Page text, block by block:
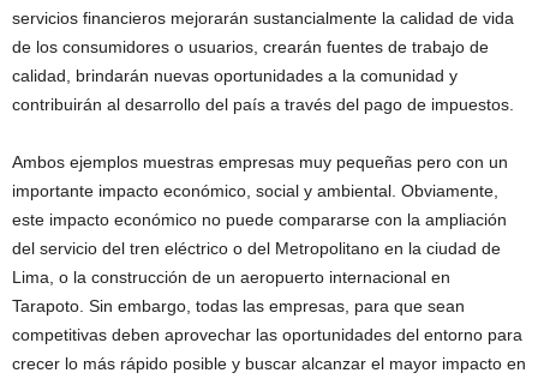
servicios financieros mejorarán sustancialmente la calidad de vida
de los consumidores o usuarios, crearán fuentes de trabajo de
calidad, brindarán nuevas oportunidades a la comunidad y
contribuirán al desarrollo del país a través del pago de impuestos.
Ambos ejemplos muestras empresas muy pequeñas pero con un
importante impacto económico, social y ambiental. Obviamente,
este impacto económico no puede compararse con la ampliación
del servicio del tren eléctrico o del Metropolitano en la ciudad de
Lima, o la construcción de un aeropuerto internacional en
Tarapoto. Sin embargo, todas las empresas, para que sean
competitivas deben aprovechar las oportunidades del entorno para
crecer lo más rápido posible y buscar alcanzar el mayor impacto en